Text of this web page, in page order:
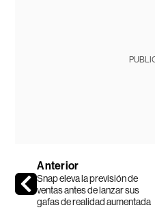
Anterior
Snap eleva la previsión de
ventas antes de lanzar sus
gafas de realidad aumentada